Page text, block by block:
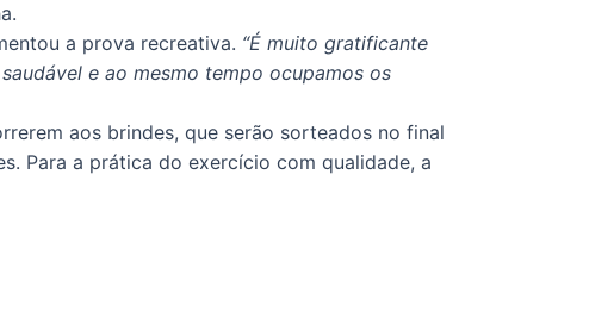
a prova recreativa. “É muito gratificante
e ao mesmo tempo ocupamos os
aos brindes, que serão sorteados no final
Para a prática do exercício com qualidade, a